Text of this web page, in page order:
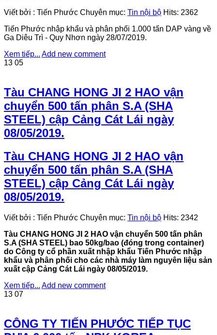
Viết bởi : Tiến Phước Chuyên mục: Tin nội bộ Hits: 2362
Tiến Phước nhập khẩu và phân phối 1.000 tấn DAP vàng về
Ga Diêu Trì - Quy Nhơn ngày 28/07/2019.
Xem tiếp... Add new comment
13 05
Tàu CHANG HONG JI 2 HAO vận
chuyển 500 tấn phân S.A (SHA
STEEL) cập Cảng Cát Lái ngày
08/05/2019.
Tàu CHANG HONG JI 2 HAO vận
chuyển 500 tấn phân S.A (SHA
STEEL) cập Cảng Cát Lái ngày
08/05/2019.
Viết bởi : Tiến Phước Chuyên mục: Tin nội bộ Hits: 2342
Tàu CHANG HONG JI 2 HAO vận chuyển 500 tấn phân
S.A (SHA STEEL) bao 50kg/bao (đóng trong container)
do Công ty cổ phần xuất nhập khẩu Tiến Phước nhập
khẩu và phân phối cho các nhà máy làm nguyên liệu sản
xuất cập Cảng Cát Lái ngày 08/05/2019.
Xem tiếp... Add new comment
13 07
CÔNG TY TIẾN PHƯỚC TIẾP TỤC